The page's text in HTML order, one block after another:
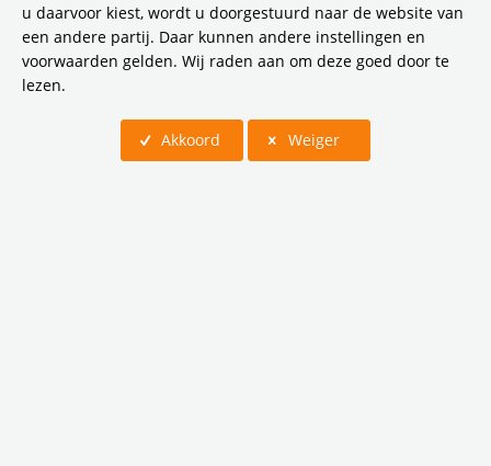
Staatssecretaris ontvangt metrokaartje voor
u daarvoor kiest, wordt u doorgestuurd naar de website van
een andere partij. Daar kunnen andere instellingen en
voorwaarden gelden. Wij raden aan om deze goed door te
lezen.
Akkoord Weiger